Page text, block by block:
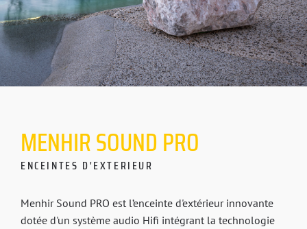
MENHIRSOUNDPRO
ENCEINTES D'EXTERIEUR
Menhir Sound PRO est l’enceinte d'extérieur innovante
dotée d'un système audio Hifi intégrant la technologie